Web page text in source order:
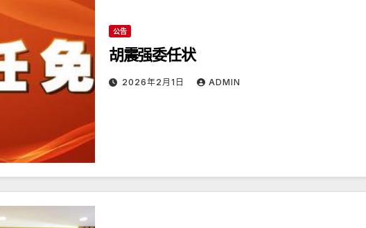
公告
胡震强委任状
2026年2月1日 ADMIN